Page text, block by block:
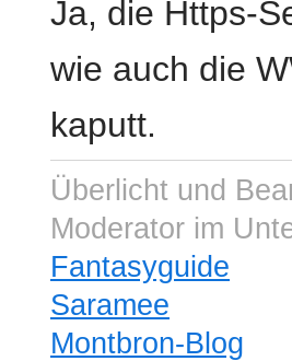
Ja, die Https-
wie auch die
kaputt.
Überlicht und
Moderator im
Fantasyguide
Saramee
Montbron-Blog